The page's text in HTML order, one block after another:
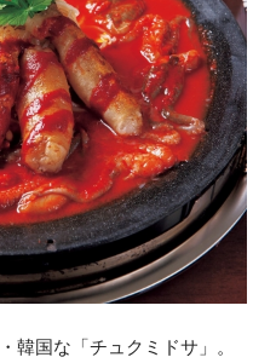
韓国な「チュクミドサ」。